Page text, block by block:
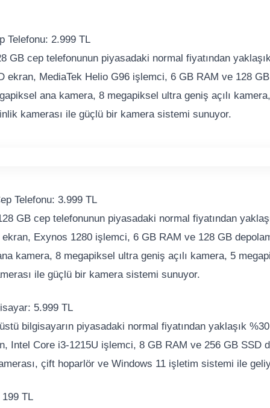
Telefonu: 2.999 TL
GB cep telefonunun piyasadaki normal fiyatından
ekran, MediaTek Helio G96 işlemci, 6 GB RAM ve 128
ana kamera, 8 megapiksel ultra geniş açılı
kamerası ile güçlü bir kamera sistemi sunuyor.
Telefonu: 3.999 TL
GB cep telefonunun piyasadaki normal fiyatından
Exynos 1280 işlemci, 6 GB RAM ve 128 GB
kamera, 8 megapiksel ultra geniş açılı kamera, 5
ile güçlü bir kamera sistemi sunuyor.
5.999 TL
bilgisayarın piyasadaki normal fiyatından yaklaşık
Intel Core i3-1215U işlemci, 8 GB RAM ve 256 GB SSD
çift hoparlör ve Windows 11 işletim sistemi ile
199 TL